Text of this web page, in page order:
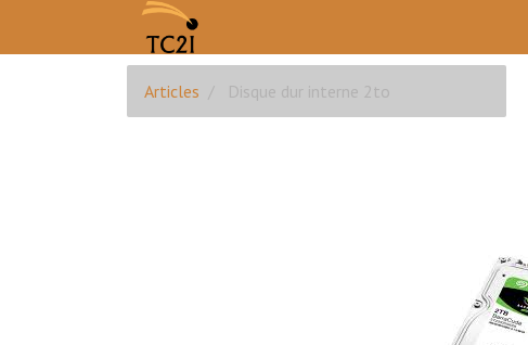
Articles Disque dur interne 2to